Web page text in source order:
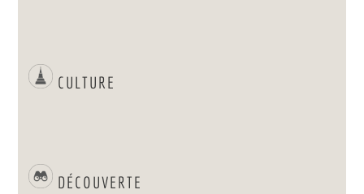
CULTURE
DÉCOUVERTE